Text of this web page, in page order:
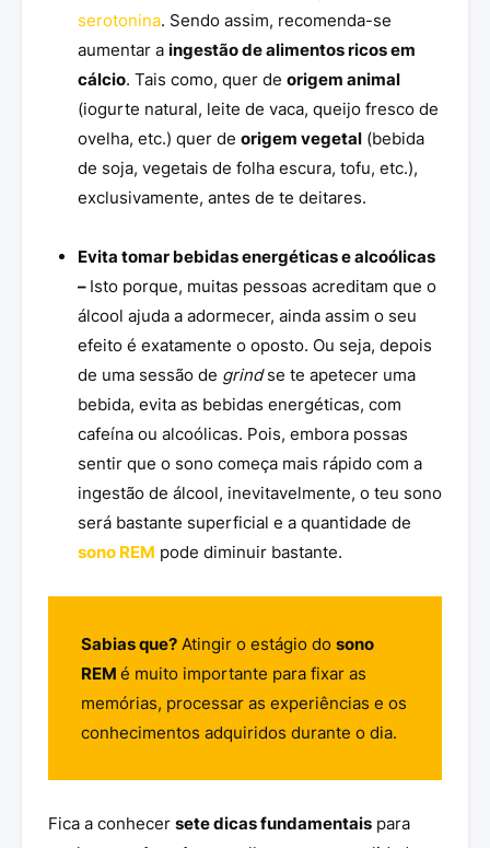
serotonina. Sendo assim, recomenda-se
aumentar a ingestão de alimentos ricos em
cálcio. Tais como, quer de origem animal
(iogurte natural, leite de vaca, queijo fresco de
ovelha, etc.) quer de origem vegetal (bebida
de soja, vegetais de folha escura, tofu, etc.),
exclusivamente, antes de te deitares.
Evita tomar bebidas energéticas e alcoólicas
– Isto porque, muitas pessoas acreditam que o
álcool ajuda a adormecer, ainda assim o seu
efeito é exatamente o oposto. Ou seja, depois
de uma sessão de grindse te apetecer uma
bebida, evita as bebidas energéticas, com
cafeína ou alcoólicas. Pois, embora possas
sentir que o sono começa mais rápido com a
ingestão de álcool, inevitavelmente, o teu sono
será bastante superficial e a quantidade de
sono REM pode diminuir bastante.
Sabias que? Atingir o estágio do sono
REM é muito importante para fixar as
memórias, processar as experiências e os
conhecimentos adquiridos durante o dia.
Fica a conhecer sete dicas fundamentais para